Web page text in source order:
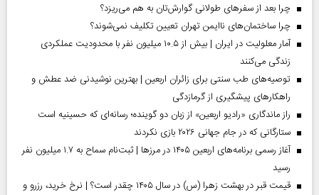
چرا بعد از سفرهای طولانی گوارش‌تان به هم می‌ریزد؟
چرا ساختمان‌های ناایمن تهران تعیین تکلیف نمی‌شوند؟
آمار معلولیت در ایران | بیش از ۱۰.۵ میلیون نفر با محدودیت عملکردی
زندگی می‌کنند
توصیه‌های طب سنتی برای زائران اربعین | بهترین نوشیدنی ضد عطش و
راهکارهای پیشگیری از گرمازدگی
راز ماندگاری «رادیو اربعین» از زبان دو گوینده؛ رسانه‌ای که حسینیه است
ستارگانی که در جام جهانی ۲۰۲۶ بازی نکردند
آغاز رسمی برنامه‌های اربعین ۱۴۰۵ در مرز‌ها | ثبت‌نام سماح به ۱.۷ میلیون نفر
رسید
قیمت قبر در بهشت زهرا (س) در سال ۱۴۰۵ چقدر است؟ | نرخ خرید، رزرو و